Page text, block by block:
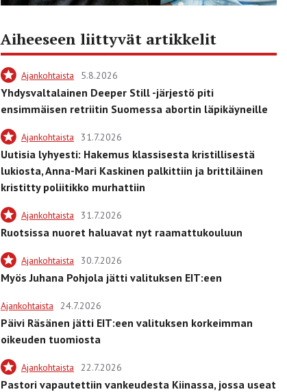
Aiheeseen liittyvät artikkelit
Ajankohtaista 5.8.2026
Yhdysvaltalainen Deeper Still -järjestö piti
ensimmäisen retriitin Suomessa abortin läpikäyneille
Ajankohtaista 31.7.2026
Uutisia lyhyesti: Hakemus klassisesta kristillisestä
lukiosta, Anna-Mari Kaskinen palkittiin ja brittiläinen
kristitty poliitikko murhattiin
Ajankohtaista 31.7.2026
Ruotsissa nuoret haluavat nyt raamattukouluun
Ajankohtaista 30.7.2026
Myös Juhana Pohjola jätti valituksen EIT:een
Ajankohtaista 24.7.2026
Päivi Räsänen jätti EIT:een valituksen korkeimman
oikeuden tuomiosta
Ajankohtaista 22.7.2026
Pastori vapautettiin vankeudesta Kiinassa, jossa useat